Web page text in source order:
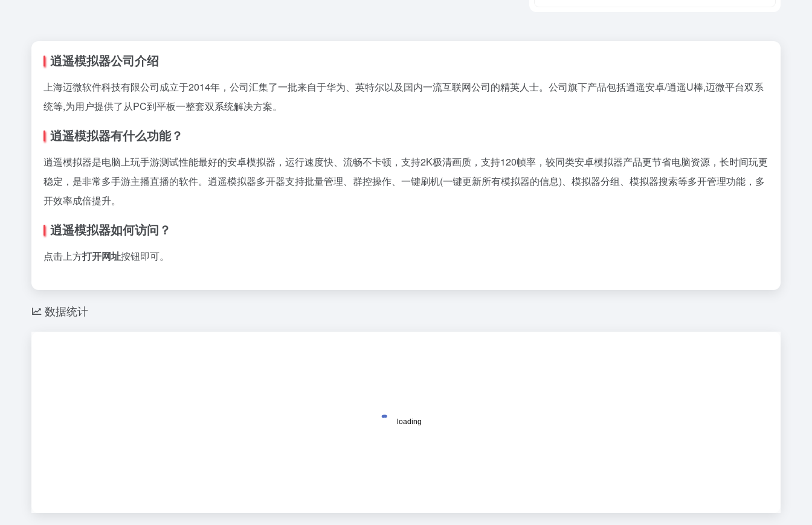
逍遥模拟器公司介绍
上海迈微软件科技有限公司成立于2014年，公司汇集了一批来自于华为、英特尔以及国内一流互联网公司的精英人士。公司旗下产品包括逍遥安卓/逍遥U棒,迈微平台双系
统等,为用户提供了从PC到平板一整套双系统解决方案。
逍遥模拟器有什么功能？
逍遥模拟器是电脑上玩手游测试性能最好的安卓模拟器，运行速度快、流畅不卡顿，支持2K极清画质，支持120帧率，较同类安卓模拟器产品更节省电脑资源，长时间玩更
稳定，是非常多手游主播直播的软件。逍遥模拟器多开器支持批量管理、群控操作、一键刷机(一键更新所有模拟器的信息)、模拟器分组、模拟器搜索等多开管理功能，多
开效率成倍提升。
逍遥模拟器如何访问？
点击上方打开网址按钮即可。
数据统计